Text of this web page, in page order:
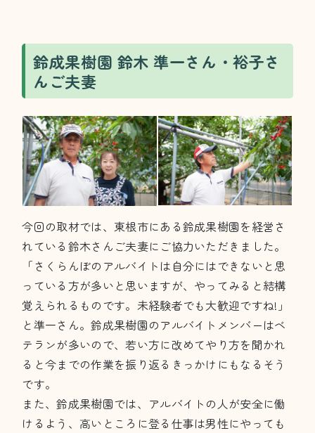
鈴成果樹園 鈴木 準一さん・裕子さ
んご夫妻
今回の取材では、東根市にある鈴成果樹園を経営さ
れている鈴木さんご夫妻にご協力いただきました。
「さくらんぼのアルバイトは自分にはできないと思
っている方が多いと思いますが、やってみると結構
覚えられるものです。未経験者でも大歓迎ですね!」
と準一さん。鈴成果樹園のアルバイトメンバーはベ
テランが多いので、若い方に改めてやり方を聞かれ
ると今までの作業を振り返るきっかけにもなるそう
です。
また、鈴成果樹園では、アルバイトの人が安全に働
けるよう、高いところに登る仕事は男性にやっても